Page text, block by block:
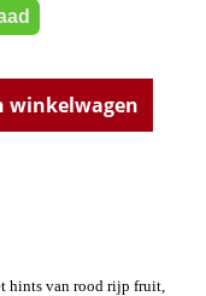
hints van rood rijp fruit,